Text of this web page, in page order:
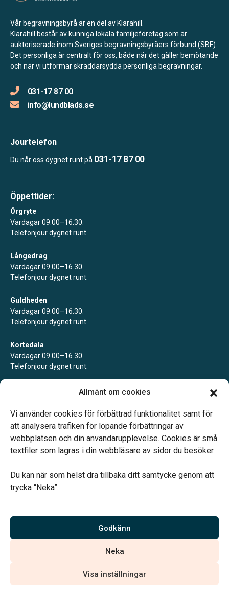
Allmänt om cookies
Vi använder cookies för förbättrad funktionalitet samt för
att analysera trafiken för löpande förbättringar av
webbplatsen och din användarupplevelse. Cookies är små
textfiler som lagras i din webbläsare av sidor du besöker.
Du kan när som helst dra tillbaka ditt samtycke genom att
trycka “Neka”.
Godkänn
Neka
Visa inställningar
Vår begravningsbyrå är en del av Klarahill.
Klarahill består av kunniga lokala familjeföretag som är
auktoriserade inom Sveriges begravningsbyråers förbund (SBF).
Det personliga är centralt för oss, både när det gäller bemötande
och när vi utformar skräddarsydda personliga begravningar.
031-17 87 00
info@lundblads.se
Jourtelefon
Du når oss dygnet runt på 031-17 87 00
Öppettider:
Örgryte
Vardagar 09.00–16.30.
Telefonjour dygnet runt.
Långedrag
Vardagar 09.00–16.30.
Telefonjour dygnet runt.
Guldheden
Vardagar 09.00–16.30.
Telefonjour dygnet runt.
Kortedala
Vardagar 09.00–16.30.
Telefonjour dygnet runt.
Telefonjour dygnet runt.
Vårt systerbolag Verahill hjälper dig med familjejuridiken –
Vi är auktoriserade av Sveriges Begravningsbyråers Förbund och
har högt ställda krav på utbildning, kvalitet, miljö och arbetsmiljö.